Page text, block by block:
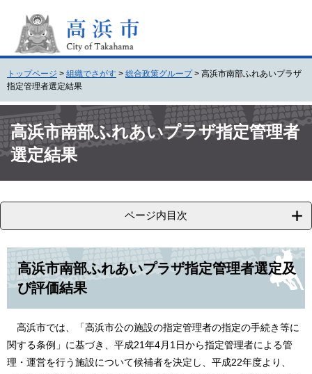
頭
。
飛
て
本
文
トップページ > 組織でさがす > 総合政策グループ > 高浜市南部ふれあいプラザ
指定管理者選定結果
文 高浜市南部ふれあいプラザ指定管理者
選定結果
ページ内目次
高浜市南部ふれあいプラザ指定管理者選定及
び評価結果
高浜市では、「高浜市公の施設の指定管理者の指定の手続き等に
関する条例」に基づき、平成21年4月1日から指定管理者による管
理・運営を行う施設について候補者を決定し、平成22年度より、